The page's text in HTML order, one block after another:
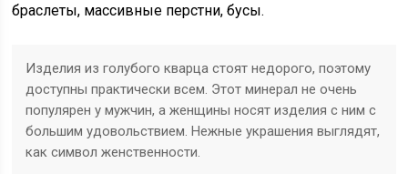
браслеты, массивные перстни, бусы.
Изделия из голубого кварца стоят недорого, поэтому
доступны практически всем. Этот минерал не очень
популярен у мужчин, а женщины носят изделия с ним с
большим удовольствием. Нежные украшения выглядят,
как символ женственности.